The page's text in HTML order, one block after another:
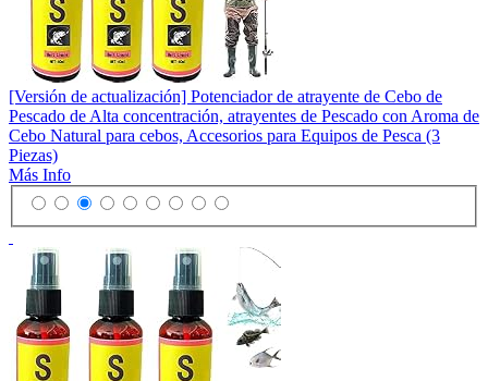
[Versión de actualización] Potenciador de atrayente de Cebo de
Pescado de Alta concentración, atrayentes de Pescado con Aroma de
Cebo Natural para cebos, Accesorios para Equipos de Pesca (3
Piezas)
Más Info